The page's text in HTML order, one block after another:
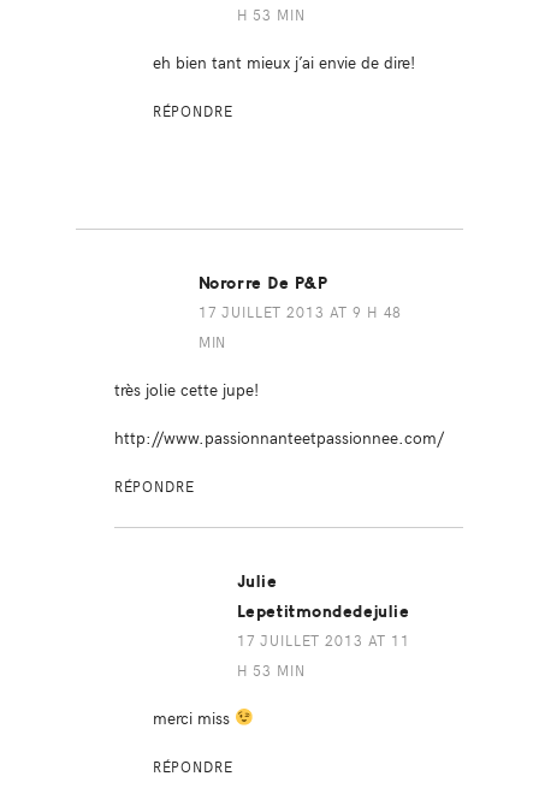
H 53 MIN
eh bien tant mieux j’ai envie de dire!
RÉPONDRE
Nororre De P&P
17 JUILLET 2013 AT 9 H 48
MIN
très jolie cette jupe!
http://www.passionnanteetpassionnee.com/
RÉPONDRE
Julie
Lepetitmondedejulie
17 JUILLET 2013 AT 11
H 53 MIN
merci miss
RÉPONDRE